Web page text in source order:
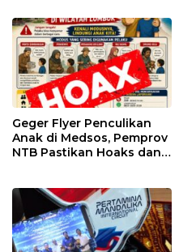
Geger Flyer Penculikan
Anak di Medsos, Pemprov
NTB Pastikan Hoaks dan